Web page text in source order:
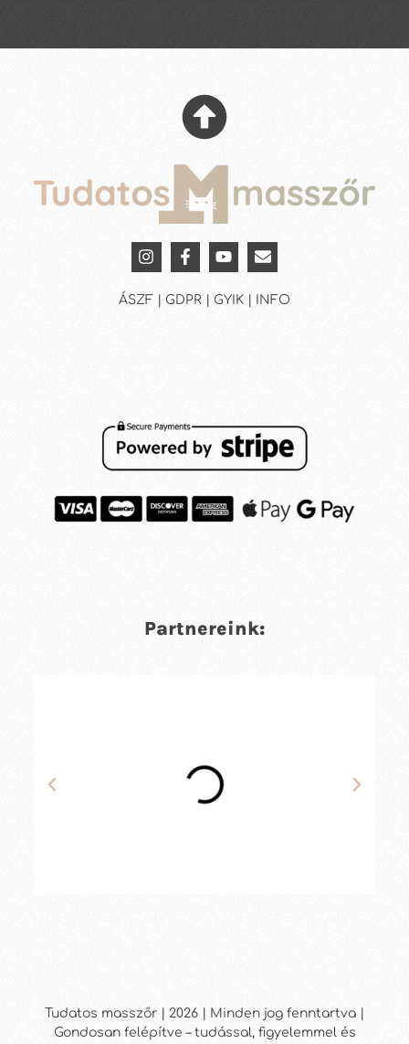
ÁSZF | GDPR | GYIK | INFO
Partnereink:
Tudatos masszőr | 2026 | Minden jog fenntartva |
Gondosan felépítve – tudással, figyelemmel és